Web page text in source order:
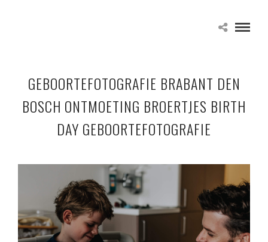
GEBOORTEFOTOGRAFIE BRABANT DEN
BOSCH ONTMOETING BROERTJES BIRTH
DAY GEBOORTEFOTOGRAFIE